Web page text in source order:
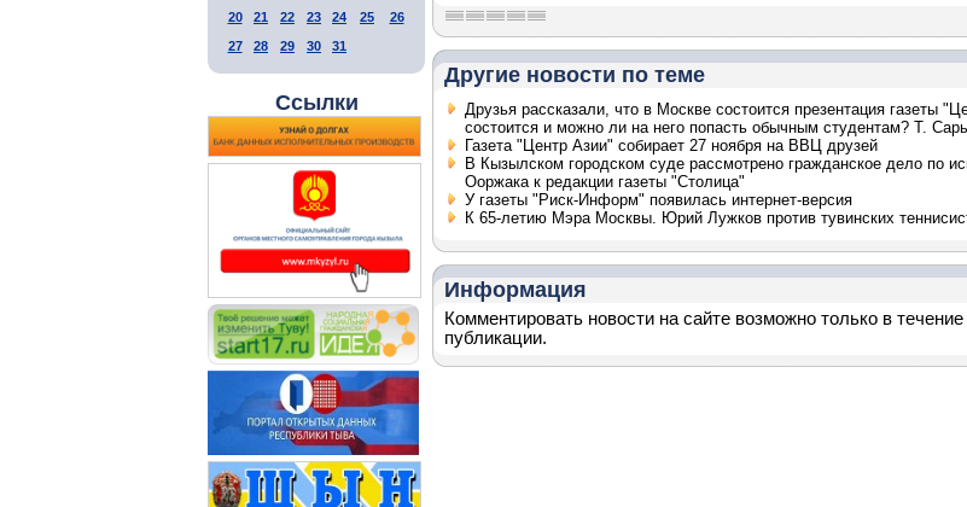
20
21 22 23 24 25
26
27
28 29 30 31
Ссылки
Другие новости по теме
Друзья рассказали, что в Москве состоится презентация газеты
состоится и можно ли на него попасть обычным студентам? Т.
Газета "Центр Азии" собирает 27 ноября на ВВЦ друзей
В Кызылском городском суде рассмотрено гражданское дело по
Ооржака к редакции газеты "Столица"
У газеты "Риск-Информ" появилась интернет-версия
К 65-летию Мэра Москвы. Юрий Лужков против тувинских
Информация
Комментировать новости на сайте возможно только в течение
публикации.